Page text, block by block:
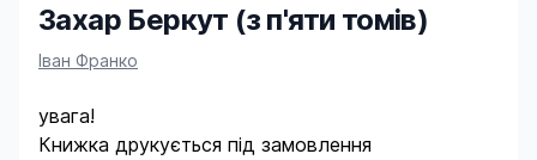
Захар Беркут (з п'яти томів)
Product information
Іван Франко
увага!
Книжка друкується під замовлення